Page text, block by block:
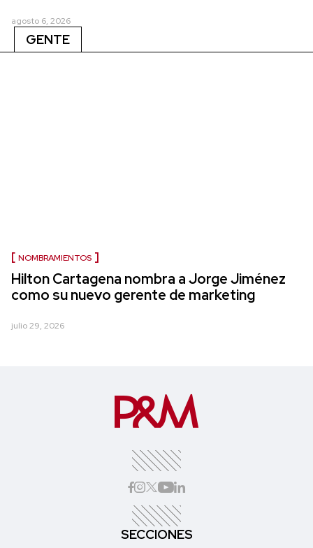
agosto 6, 2026
GENTE
NOMBRAMIENTOS
Hilton Cartagena nombra a Jorge Jiménez
como su nuevo gerente de marketing
julio 29, 2026
SECCIONES